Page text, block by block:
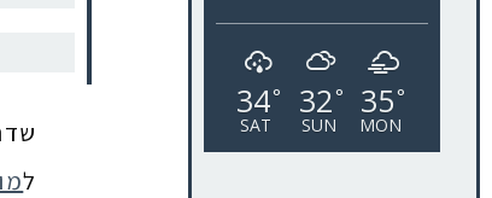
ל
34°
SAT
32°
SUN
35°
MON